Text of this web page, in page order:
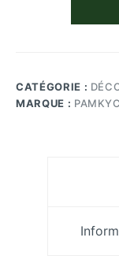
Résine
Transparente
CATÉGORIE :
MARQUE :